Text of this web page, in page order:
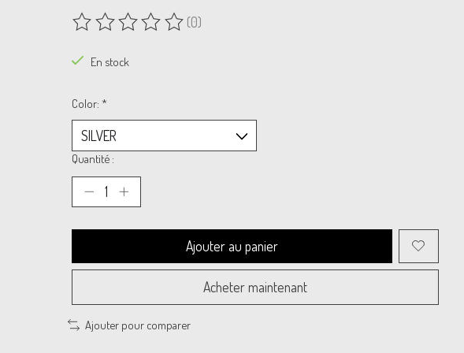
Ce produit est évalué à0
(0)
En stock
Color: *
Quantité :
Ajouter au panier
Acheter maintenant
Ajouter pour comparer